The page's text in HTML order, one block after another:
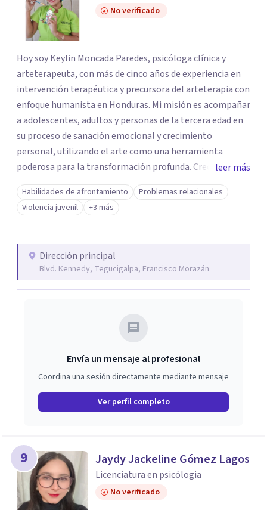
No verificado
Hoy soy Keylin Moncada Paredes, psicóloga clínica y
arteterapeuta, con más de cinco años de experiencia en
intervención terapéutica y precursora del arteterapia con
enfoque humanista en Honduras. Mi misión es acompañar
a adolescentes, adultos y personas de la tercera edad en
su proceso de sanación emocional y crecimiento
personal, utilizando el arte como una herramienta
poderosa para la transformación profunda. Creo
firmemente que la creatividad tiene el poder de
desbloquear emociones reprimidas y permitir que las
personas encuentren su camino hacia una vida más plena
psicología clínica con técnicas artísticas para ofrecer una
intervención terapéutica efectiva y adaptada a las
necesidades de cada individuo.
leer más
Habilidades de afrontamiento
Problemas relacionales
Violencia juvenil
+3 más
Dirección principal
Blvd. Kennedy, Tegucigalpa, Francisco Morazán
Envía un mensaje al profesional
Coordina una sesión directamente mediante mensaje
Ver perfil completo
9 Jaydy Jackeline Gómez Lagos
Licenciatura en psicólogia
No verificado